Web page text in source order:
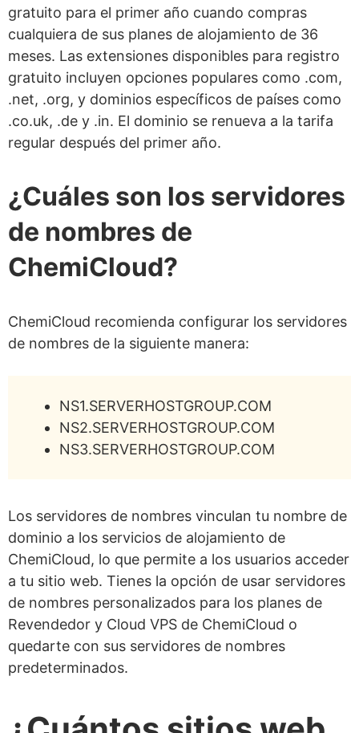
gratuito para el primer año cuando compras
cualquiera de sus planes de alojamiento de 36
meses. Las extensiones disponibles para registro
gratuito incluyen opciones populares como .com,
.net, .org, y dominios específicos de países como
.co.uk, .de y .in. El dominio se renueva a la tarifa
regular después del primer año.
¿Cuáles son los servidores
de nombres de
ChemiCloud?
ChemiCloud recomienda configurar los servidores
de nombres de la siguiente manera:
NS1.SERVERHOSTGROUP.COM
NS2.SERVERHOSTGROUP.COM
NS3.SERVERHOSTGROUP.COM
Los servidores de nombres vinculan tu nombre de
dominio a los servicios de alojamiento de
ChemiCloud, lo que permite a los usuarios acceder
a tu sitio web. Tienes la opción de usar servidores
de nombres personalizados para los planes de
Revendedor y Cloud VPS de ChemiCloud o
quedarte con sus servidores de nombres
predeterminados.